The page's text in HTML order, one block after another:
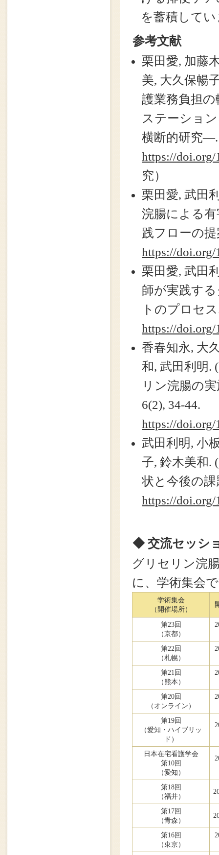
を蓄積して
参考文献
栗田愛, 加藤
美, 大久保暢
護業務負担
ステーショ
横断的研究―.
https://doi.org/
究）
栗田愛, 武田
浣腸による
践フローの提
https://doi.org/
栗田愛, 武田
師が実践す
トのプロセ
https://doi.org/
香春知永, 大
和, 武田利明.
リン浣腸の
6(2), 34-44.
https://doi.org/
武田利明, 小
子, 鈴木美和.
状と今後の課
https://doi.org/
◆ 交流セッシ
グリセリン浣
に、学術集会
学術集会
（開催場所）
第23回
（京都）
第22回
（札幌）
第21回
（熊本）
第20回
（オンライン）
第19回
（愛知・ハイブリッ
ド）
日本在宅看護学会
第10回
（愛知）
第18回
（福井）
第17回
（青森）
第16回
（東京）